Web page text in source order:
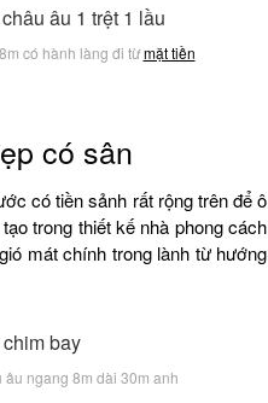
có hành làng đi từmặt tiền
có sân
có tiền sảnh rất rộng trên để ô
trong thiết kế nhà phong cách
mát chính trong lành từ hướng
ngang 8m dài 30m anh